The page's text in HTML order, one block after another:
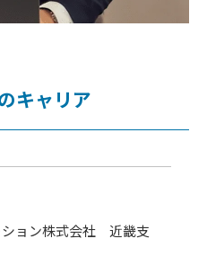
キャリア
ション株式会社 近畿支